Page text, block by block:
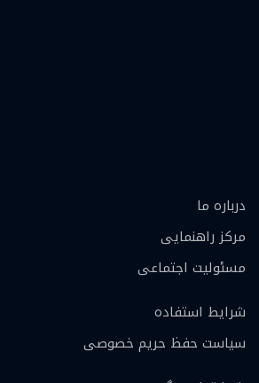
درباره ما
مرکز راهنمایی
مسئولیت اجتماعی
شرایط استفاده
سیاست حفظ حریم خصوصی